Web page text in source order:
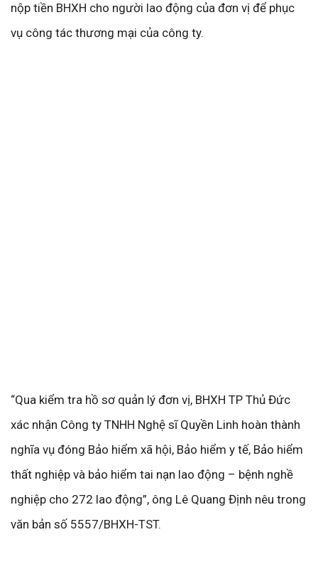
nộp tiền BHXH cho người lao động của đơn vị để phục
vụ công tác thương mại của công ty.
“Qua kiểm tra hồ sơ quản lý đơn vị, BHXH TP Thủ Đức
xác nhận Công ty TNHH Nghệ sĩ Quyền Linh hoàn thành
nghĩa vụ đóng Bảo hiểm xã hội, Bảo hiểm y tế, Bảo hiểm
thất nghiệp và bảo hiểm tai nạn lao động – bệnh nghề
nghiệp cho 272 lao động”, ông Lê Quang Định nêu trong
văn bản số 5557/BHXH-TST.